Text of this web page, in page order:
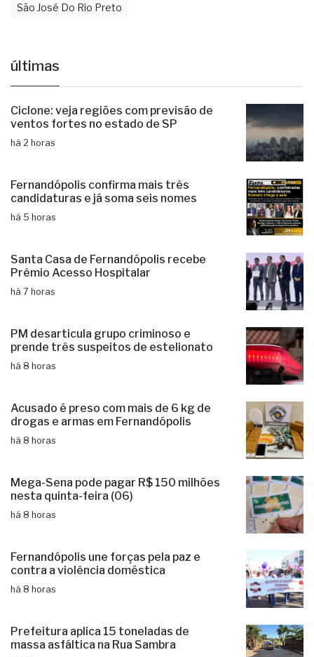
São José Do Rio Preto
últimas
Ciclone: veja regiões com previsão de
ventos fortes no estado de SP
há 2 horas
Fernandópolis confirma mais três
candidaturas e já soma seis nomes
há 5 horas
Santa Casa de Fernandópolis recebe
Prêmio Acesso Hospitalar
há 7 horas
PM desarticula grupo criminoso e
prende três suspeitos de estelionato
há 8 horas
Acusado é preso com mais de 6 kg de
drogas e armas em Fernandópolis
há 8 horas
Mega-Sena pode pagar R$ 150 milhões
nesta quinta-feira (06)
há 8 horas
Fernandópolis une forças pela paz e
contra a violência doméstica
há 8 horas
Prefeitura aplica 15 toneladas de
massa asfáltica na Rua Sambra